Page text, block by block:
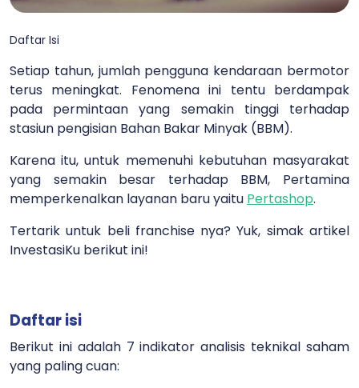
Daftar Isi
Setiap tahun, jumlah pengguna kendaraan bermotor
terus meningkat. Fenomena ini tentu berdampak
pada permintaan yang semakin tinggi terhadap
stasiun pengisian Bahan Bakar Minyak (BBM).
Karena itu, untuk memenuhi kebutuhan masyarakat
yang semakin besar terhadap BBM, Pertamina
memperkenalkan layanan baru yaitu Pertashop.
Tertarik untuk beli franchise nya? Yuk, simak artikel
InvestasiKu berikut ini!
Daftar isi
Berikut ini adalah 7 indikator analisis teknikal saham
yang paling cuan: